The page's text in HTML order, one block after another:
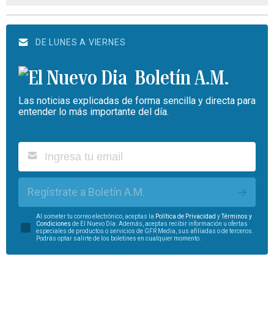
DE LUNES A VIERNES
Boletín A.M.
Las noticias explicadas de forma sencilla y directa para
entender lo más importante del día.
Regístrate a Boletín A.M.
Al someter tu correo electrónico, aceptas la Política de Privacidad yTérminos y
Condiciones de El Nuevo Día. Además, aceptas recibir información u ofertas
especiales de productos o servicios de GFR Media, sus afiliadas o de terceros.
Podrás optar salirte de los boletines en cualquier momento.